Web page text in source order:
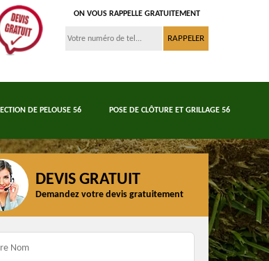
ON VOUS RAPPELLE GRATUITEMENT
DE PELOUSE 56 POSE DE CLÔTURE ET GRILLAGE 56
DEVIS GRATUIT
Demandez votre devis gratuitement